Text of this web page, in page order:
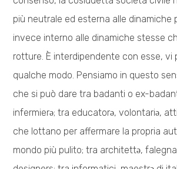
più neutrale ed esterna alle dinamiche
invece interno alle dinamiche stesse
rotture. È interdipendente con esse, vi
qualche modo. Pensiamo in questo
che si può dare tra badanti o ex-
infermierə; tra educatorə, volontariə,
che lottano per affermare la propria
mondo più pulito; tra architettə,